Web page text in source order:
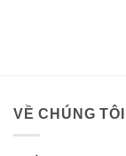
VỀ CHÚNG TÔI